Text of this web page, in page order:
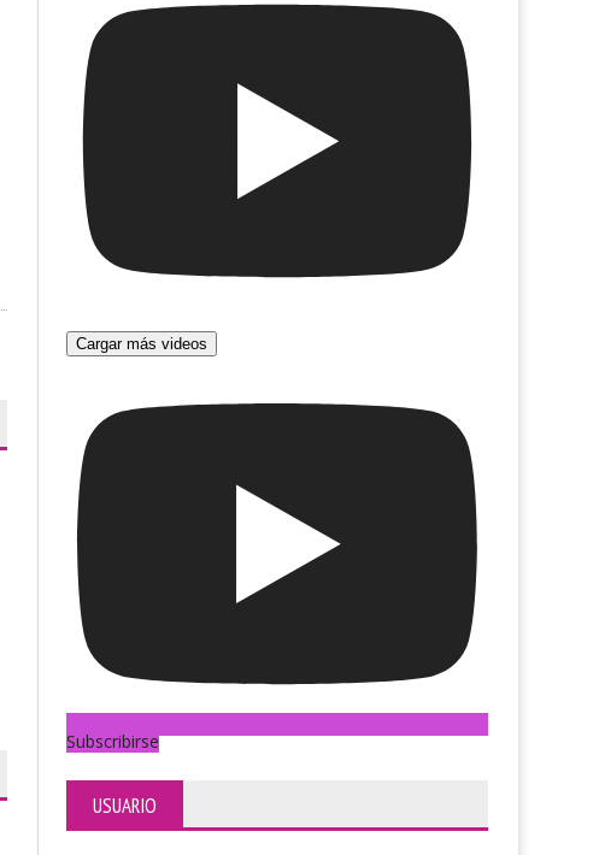
Frida, viva la vida Cruda. Hija de los 90
Cargar más videos
Subscribirse
USUARIO